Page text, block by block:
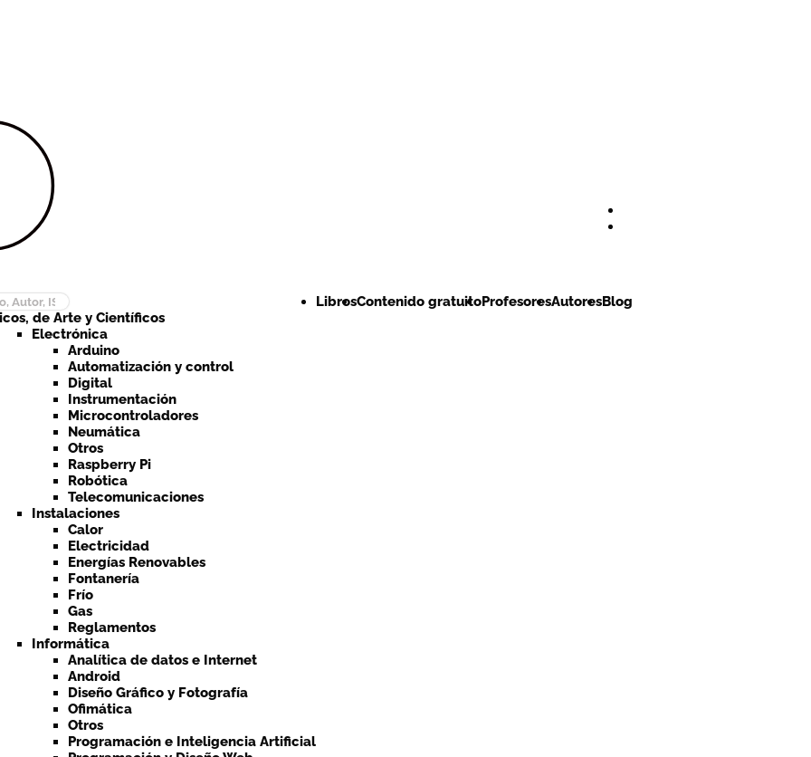
de Arte y Científicos
Electrónica
Arduino
Automatización y control
Digital
Instrumentación
Microcontroladores
Neumática
Otros
Raspberry Pi
Robótica
Telecomunicaciones
Instalaciones
Calor
Electricidad
Energías Renovables
Fontanería
Frío
Gas
Reglamentos
Informática
Analítica de datos e Internet
Android
Diseño Gráfico y Fotografía
Ofimática
Otros
Programación e Inteligencia Artificial
LibrosContenido gratuitoProfesoresAutoresBlog